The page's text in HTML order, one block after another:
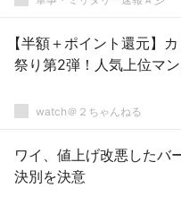
【半額＋ポイント還元】
祭り第2弾！人気上位マ
watch＠２ちゃんねる
ワイ、値上げ改悪したバ
決別を決意